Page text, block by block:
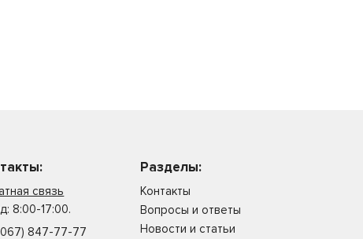
связь
8:00-17:00.
847-77-77
Разделы:
Контакты
Вопросы и ответы
Новости и статьи